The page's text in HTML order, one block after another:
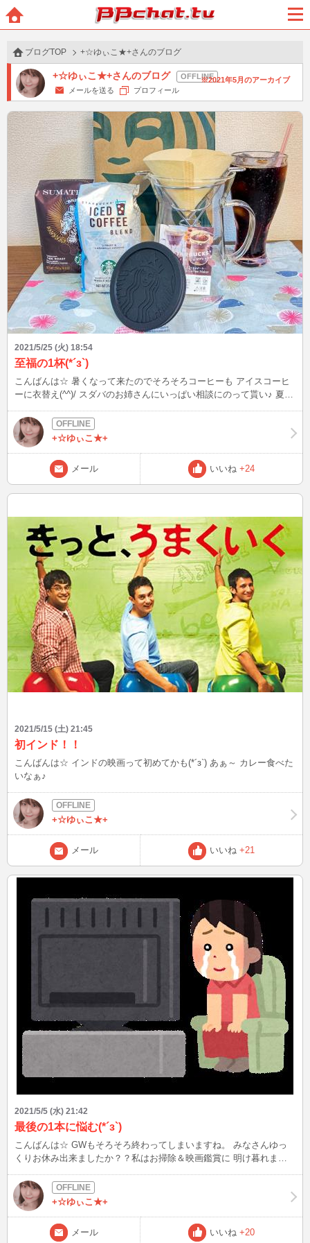
BBchatTV
ブログTOP +☆ゆぃこ★+さんのブログ
+☆ゆぃこ★+さんのブログ
2021年5月のアーカイブ
メールを送る
プロフィール
2021/5/25 (火) 18:54
至福の1杯(*´з`)
こんばんは☆ 暑くなって来たのでそろそろコーヒーも アイスコーヒ
ーに衣替え(^^)/ スダバのお姉さんにいっぱい相談にのって貰い♪ 夏の
た！ こんな私でも、ハーブや大地を感じれるかなぁ～
+☆ゆぃこ★+
メール いいね +24
2021/5/15 (土) 21:45
初インド！！
こんばんは☆ インドの映画って初めてかも(*´з`) あぁ～ カレー食べた
いなぁ♪
+☆ゆぃこ★+
メール いいね +21
2021/5/5 (水) 21:42
最後の1本に悩む(*´з`)
こんばんは☆ GWもそろそろ終わってしまいますね。 みなさんゆっ
くりお休み出来ましたか？？私はお掃除＆映画鑑賞に 明け暮れまし
ローズマリー 色々観たなぁ♪ はぁ～最後の1本にどの映画を観ようか
悩み中です！！+☆ゆぃこ★+
メール いいね +20